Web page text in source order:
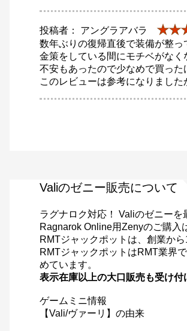
投稿者： アングラアバラ
数年ぶりの復帰直後で装備が整っ
金策をしている間にモチベがなく
不安もあったので少なめで買った
このレビューは参考になりました
Valiのゼニー販売について
ラグナロク対応！ Valiのゼニーを
Ragnarok Online用Zenyのご購入
RMTジャックポットは、創業か
RMTジャックポットはRMT業界
めています。
表示在庫以上の大口販売も受け
ゲームミニ情報
【Vali/ヴァーリ】の由来